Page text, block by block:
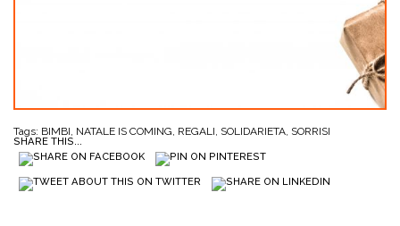
Tags: BIMBI, NATALE IS COMING, REGALI, SOLIDARIETA, SORRISI
SHARE THIS...